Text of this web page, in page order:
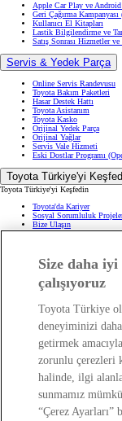
Apple Car Play ve Android
Geri Çağırma Kampanyası
Kullanıcı El Kitapları
Lastik Bilgilendirme ve
Satış Sonrası Hizmetler
Servis & Yedek Parça
Online Servis Randevusu
Toyota Bakım Paketleri
Hasar Destek Hattı
Toyota Asistanım
Toyota Kasko
Orijinal Yedek Parça
Orijinal Yağlar
Servis Vale Hizmeti
Eski Dostlar Programı
Toyota Türkiye'yi
Toyota Türkiye'yi Keşfedin
Toyota'da Kariyer
Sosyal Sorumluluk
Bize Ulaşın
Haberler ve Etkinlikler
Hafif Ticari: Toyota
SUV
Toyota Blog
Ağaçlandırma Seferberliği
Yasal Bilgilendirme
Yasal Bilgilendirme
Yasal Uyarı ve
Çerez Politikası
Kişisel Verilerin
Kişisel Veri Paylaşımı ve
Bilgi Toplumu Hizmetleri
TAKATA Hava Yastığı
Yakıt Ekonomisi ve CO2
Kalite Standartları
Pazarlama Faaliyetleri İçin
Web Erişilebilirlik Beyanı
Size daha
çalışıyoruz
Toyota Türkiye
deneyiminizi
getirmek
zorunlu çerezleri
halinde, ilgi
sunmamız
“Çerez Ayarları”